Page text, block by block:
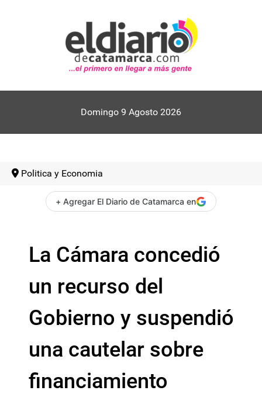
Domingo 9 Agosto 2026
Politica y Economia
+ Agregar El Diario de Catamarca en
La Cámara concedió
un recurso del
Gobierno y suspendió
una cautelar sobre
financiamiento